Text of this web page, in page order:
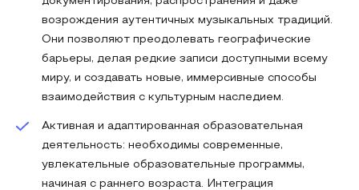
возрождения аутентичных музыкальных традиций.
Они позволяют преодолевать географические
барьеры, делая редкие записи доступными всему
миру, и создавать новые, иммерсивные способы
взаимодействия с культурным наследием.
Активная и адаптированная образовательная
деятельность: необходимы современные,
увлекательные образовательные программы,
начиная с раннего возраста. Интеграция